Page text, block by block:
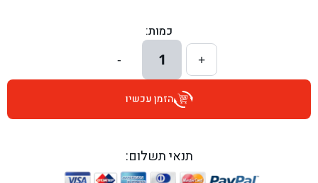
בן גל - הרצל 6, גדרה - גדרה
בן גל - שדרות דוד בן גוריון 8, באר שבע - באר שבע
בן גל - היובלים 26, הוד השרון - הוד השרון
כמות:
+
1
-
הזמן עכשיו
תנאי תשלום: